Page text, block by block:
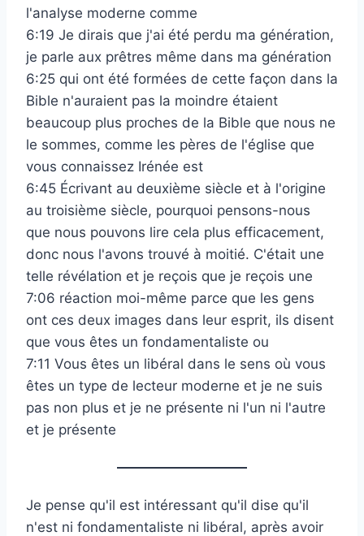
l'analyse moderne comme
6:19 Je dirais que j'ai été perdu ma génération,
je parle aux prêtres même dans ma génération
6:25 qui ont été formées de cette façon dans la
Bible n'auraient pas la moindre étaient
beaucoup plus proches de la Bible que nous ne
le sommes, comme les pères de l'église que
vous connaissez Irénée est
6:45 Écrivant au deuxième siècle et à l'origine
au troisième siècle, pourquoi pensons-nous
que nous pouvons lire cela plus efficacement,
donc nous l'avons trouvé à moitié. C'était une
telle révélation et je reçois que je reçois une
7:06 réaction moi-même parce que les gens
ont ces deux images dans leur esprit, ils disent
que vous êtes un fondamentaliste ou
7:11 Vous êtes un libéral dans le sens où vous
êtes un type de lecteur moderne et je ne suis
pas non plus et je ne présente ni l'un ni l'autre
et je présente
Je pense qu'il est intéressant qu'il dise qu'il
n'est ni fondamentaliste ni libéral, après avoir